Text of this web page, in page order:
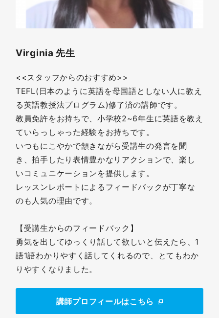
Virginia 先生
<<スタッフからのおすすめ>>
TEFL(日本のように英語を母国語としない人に教え
る英語教授法プログラム)修了済の講師です。
教員免許をお持ちで、小学校2~6年生に英語を教え
ていらっしゃった経験をお持ちです。
いつもにこやかで頷きながら受講生の発言を聞
き、拍手したり表情豊かなリアクションで、楽し
いコミュニケーションを提供します。
レッスンレポートによるフィードバックが丁寧な
のも人気の理由です。
【受講生からのフィードバック】
勇気を出してゆっくり話して欲しいと伝えたら、1
語1語わかりやすく話してくれるので、とてもわか
りやすくなりました。
講師プロフィールはこちら